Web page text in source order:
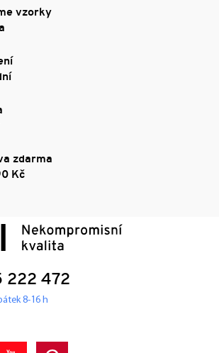
vzorky
zdarma
Kč
222 472
8-16 h